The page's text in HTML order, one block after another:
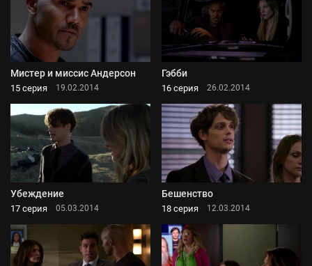
Мистер и миссис Андерсон
15 серия 19.02.2014
Гэбби
16 серия 26.02.2014
Убеждение
17 серия 05.03.2014
Бешенство
18 серия 12.03.2014